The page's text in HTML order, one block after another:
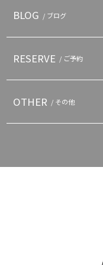
BLOG / ブログ
RESERVE / ご予約
OTHER / その他